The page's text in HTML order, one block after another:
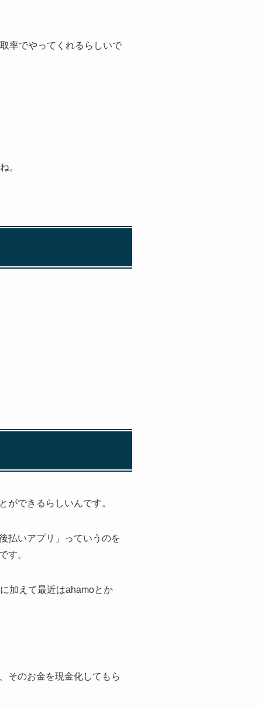
率でやってくれるらしいで
。
ができるらしいんです。
払いアプリ」っていうのを
す。
加えて最近はahamoとか
そのお金を現金化してもら